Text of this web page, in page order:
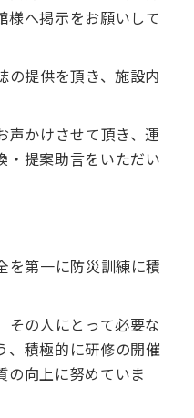
様へ掲示をお願いして
の提供を頂き、施設内
声かけさせて頂き、運
・提案助言をいただい
を第一に防災訓練に積
その人にとって必要な
、積極的に研修の開催
の向上に努めていま